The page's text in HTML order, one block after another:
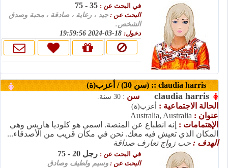
في البحث عن :
البحث عن : جيد ، رعاية ، صادقة ، محبة وصدق
الشخص.
دخول:
claudia harris :: (سن 30) / أعزب(ة)
claudia harris سن : 30 سنة.
الحالة الاجتماعية : أعزب(ة)
عنوان : Australia, Australia
الإهتمامات : إنه انطباع عن المنصة. اسمي هو كلوديا هاريس وهي
المكان الذي تعيش فيه معك. نحن في مكان قريب من الأصدقاء...
الهدف : حب زواج تعارف صداقة
في البحث عن : رجل 20 - 75
البحث عن : وسيم ولطيف وصادق